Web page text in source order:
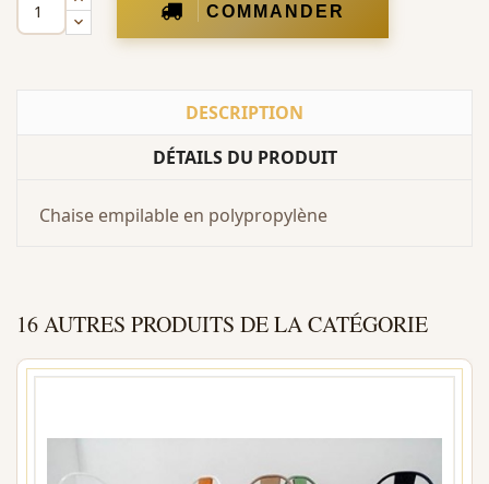
COMMANDER
DESCRIPTION
DÉTAILS DU PRODUIT
Chaise empilable en polypropylène
16 AUTRES PRODUITS DE LA CATÉGORIE